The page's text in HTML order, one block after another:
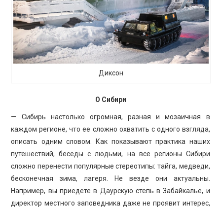
Диксон
О Сибири
— Сибирь настолько огромная, разная и мозаичная в
каждом регионе, что ее сложно охватить с одного взгляда,
описать одним словом. Как показывают практика наших
путешествий, беседы с людьми, на все регионы Сибири
сложно перенести популярные стереотипы: тайга, медведи,
бесконечная зима, лагеря. Не везде они актуальны.
Например, вы приедете в Даурскую степь в Забайкалье, и
директор местного заповедника даже не проявит интерес,